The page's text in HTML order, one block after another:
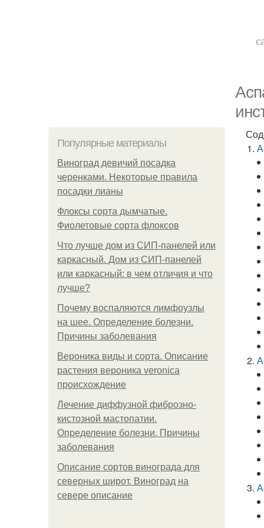
Популярные материалы
Виноград девичий посадка
черенками. Некоторые правила
посадки лианы
Флоксы сорта дымчатые.
Фиолетовые сорта флоксов
Что лучше дом из СИП-панелей или
каркасный. Дом из СИП-панелей
или каркасный: в чем отличия и что
лучше?
Почему воспаляются лимфоузлы
на шее. Определение болезни.
Причины заболевания
Вероника виды и сорта. Описание
растения вероника veronica
происхождение
Лечение диффузной фиброзно-
кистозной мастопатии.
Определение болезни. Причины
заболевания
Описание сортов винограда для
северных широт. Виноград на
севере описание